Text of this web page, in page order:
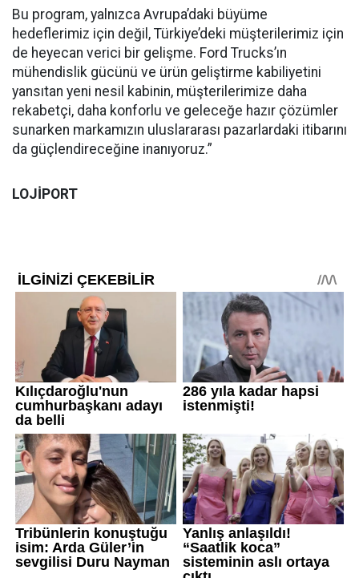
Bu program, yalnızca Avrupa’daki büyüme
hedeflerimiz için değil, Türkiye’deki müşterilerimiz için
de heyecan verici bir gelişme. Ford Trucks’ın
mühendislik gücünü ve ürün geliştirme kabiliyetini
yansıtan yeni nesil kabinin, müşterilerimize daha
rekabetçi, daha konforlu ve geleceğe hazır çözümler
sunarken markamızın uluslararası pazarlardaki itibarını
da güçlendireceğine inanıyoruz.”
LOJİPORT